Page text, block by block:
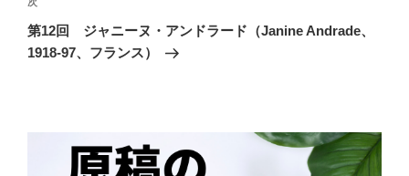
ゲ
ー
次
の
投
第12回 ジャニーヌ・アンドラード（Janine Andrade、
1918-97、フランス）